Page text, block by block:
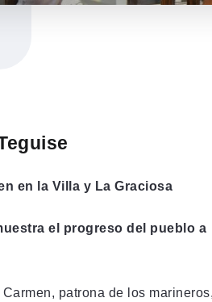
en la Villa y La Graciosa
el progreso del pueblo a
patrona de los